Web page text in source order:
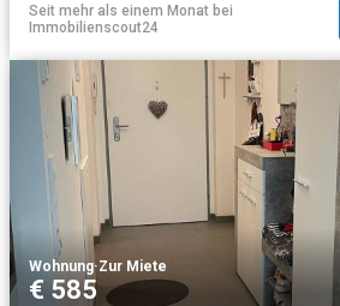
Seit mehr als einem Monat bei
Immobilienscout24
Wohnung·Zur Miete
€ 585